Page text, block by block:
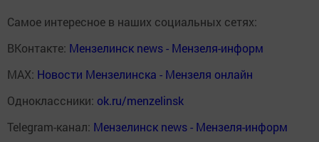
Самое интересное в наших социальных сетях:
ВКонтакте: Мензелинск news - Мензеля-информ
MAX: Новости Мензелинска - Мензеля онлайн
Одноклассники: ok.ru/menzelinsk
Telegram-канал: Мензелинск news - Мензеля-информ